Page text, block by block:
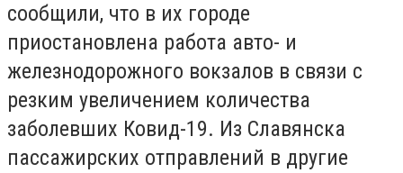
сообщили, что в их городе
приостановлена работа авто- и
железнодорожного вокзалов в связи с
резким увеличением количества
заболевших Ковид-19. Из Славянска
пассажирских отправлений в другие